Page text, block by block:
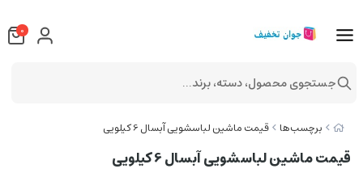
برچسب‌ها قیمت ماشین لباسشویی آبسال 6 کیلویی
قیمت ماشین لباسشویی آبسال 6 کیلویی
0
جستجوی محصول، دسته، برند...